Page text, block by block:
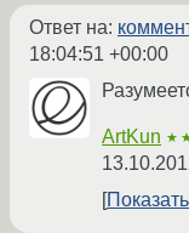
Ответ на:
18:04:51 +00:00
ArtKun